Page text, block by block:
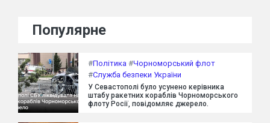
Популярне
#Політика #Чорноморський флот
#Служба безпеки України
У Севастополі було усунено керівника
штабу ракетних кораблів Чорноморського
флоту Росії, повідомляє джерело.